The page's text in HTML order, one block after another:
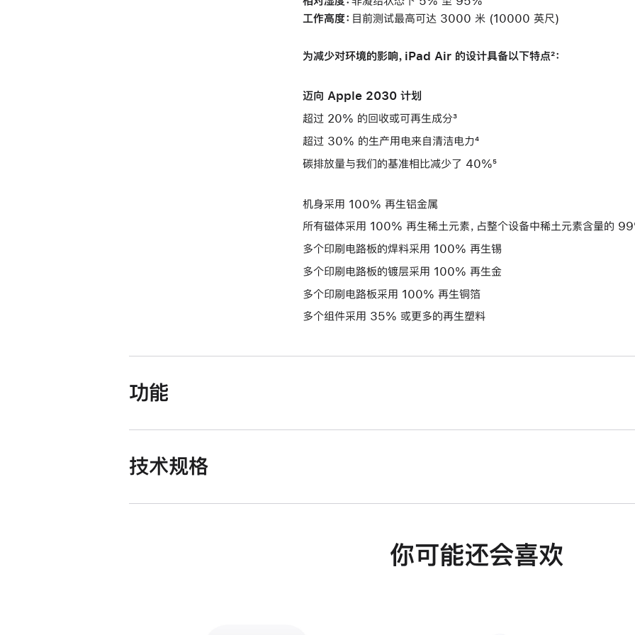
工作高度： 目前测试最高可达 3000 米 (10000 英尺)
为减少对环境的影响，iPad Air 的设计具备以下特点²：
迈向 Apple 2030 计划
超过 20% 的回收或可再生成分³
超过 30% 的生产用电来自清洁电力⁴
碳排放量与我们的基准相比减少了 40%⁵
机身采用 100% 再生铝金属
所有磁体采用 100% 再生稀土元素，占整个设备中稀土元素含量的
多个印刷电路板的焊料采用 100% 再生锡
多个印刷电路板的镀层采用 100% 再生金
多个印刷电路板采用 100% 再生铜箔
多个组件采用 35% 或更多的再生塑料
功能
技术规格
你可能还会喜欢